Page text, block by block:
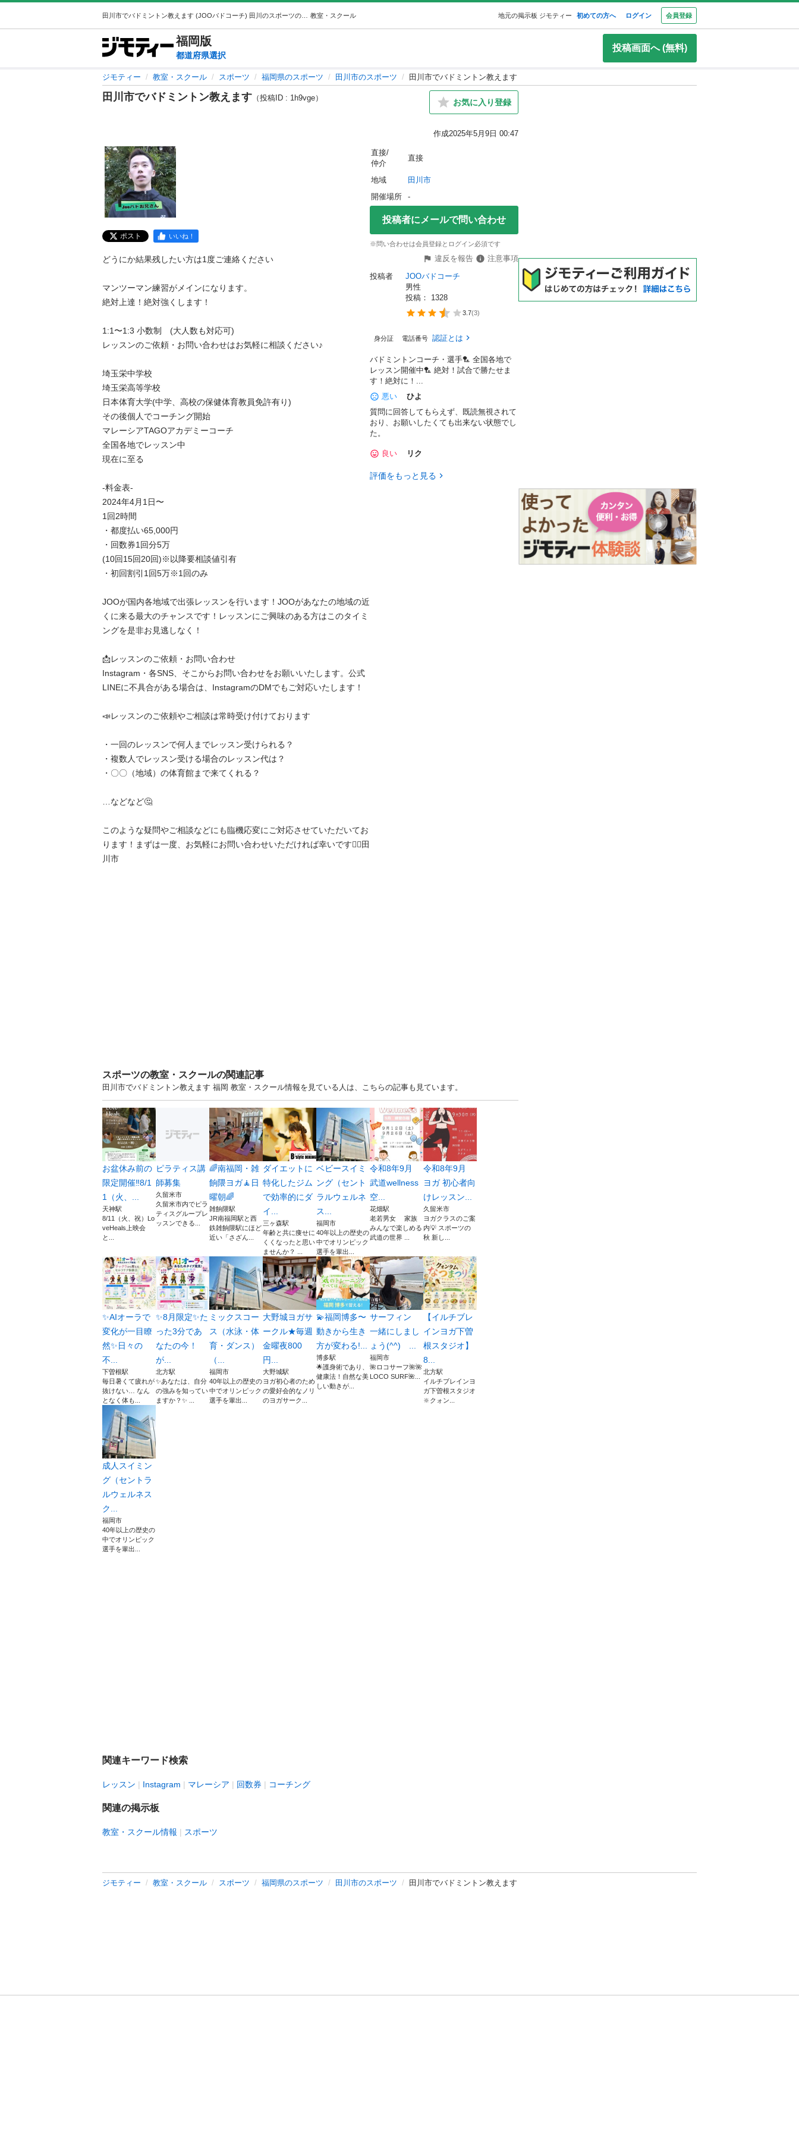
教室・スクール 地元の掲示板 ジモティー 初めての方へ ログイン 会員登録
福岡版
都道府県選択
投稿画面へ (無料)
ジモティー 教室・スクール スポーツ 福岡県のスポーツ 田川市のスポーツ 田川市でバドミントン教えます
田川市でバドミントン教えます （投稿ID : 1h9vge） お気に入り登録
作成2025年5月9日 00:47
ポスト いいね！
どうにか結果残したい方は1度ご連絡ください
マンツーマン練習がメインになります。
絶対上達！絶対強くします！
1:1〜1:3 小数制　(大人数も対応可)
レッスンのご依頼・お問い合わせはお気軽に相談ください♪
埼玉栄中学校
埼玉栄高等学校
日本体育大学(中学、高校の保健体育教員免許有り)
その後個人でコーチング開始
マレーシアTAGOアカデミーコーチ
全国各地でレッスン中
現在に至る
-料金表-
2024年4月1日〜
1回2時間
・都度払い65,000円
・回数券1回分5万
(10回15回20回)※以降要相談値引有
・初回割引1回5万※1回のみ
JOOが国内各地域で出張レッスンを行います！JOOがあなたの地域の近
くに来る最大のチャンスです！レッスンにご興味のある方はこのタイミ
ングを是非お見逃しなく！
📩レッスンのご依頼・お問い合わせ
Instagram・各SNS、そこからお問い合わせをお願いいたします。公式
LINEに不具合がある場合は、InstagramのDMでもご対応いたします！
📣レッスンのご依頼やご相談は常時受け付けております
・一回のレッスンで何人までレッスン受けられる？
・複数人でレッスン受ける場合のレッスン代は？
・〇〇（地域）の体育館まで来てくれる？
…などなど🤔
このような疑問やご相談などにも臨機応変にご対応させていただいてお
ります！まずは一度、お気軽にお問い合わせいただければ幸いです🙇‍♂️田
川市
直接/
仲介
直接
地域
田川市
開催場所
-
投稿者にメールで問い合わせ
※問い合わせは会員登録とログイン必須です
違反を報告
注意事項
投稿者
JOOバドコーチ
男性
投稿： 1328
3.7(3)
身分証 電話番号 認証とは
バドミントンコーチ・選手🏸 全国各地で
レッスン開催中🏸 絶対！試合で勝たせま
す！絶対に！...
悪い
ひよ
質問に回答してもらえず、既読無視されて
おり、お願いしたくても出来ない状態でし
た。
良い リク
評価をもっと見る
スポーツの教室・スクールの関連記事
田川市でバドミントン教えます 福岡 教室・スクール情報を見ている人は、こちらの記事も見ています。
お盆休み前の
限定開催‼️8/1
1（火、...
天神駅
8/11（火、祝）Lo
veHeals上映会
と...
ピラティス講
師募集
久留米市
久留米市内でピラ
ティスグループレ
ッスンできる...
🌈南福岡・雑
餉隈ヨガ🧘日
曜朝🌈
雑餉隈駅
JR南福岡駅と西
鉄雑餉隈駅にほど
近い「さざん...
ダイエットに
特化したジム
で効率的にダ
イ...
三ヶ森駅
年齢と共に痩せに
くくなったと思い
ませんか？ ...
ベビースイミ
ング（セント
ラルウェルネ
ス...
福岡市
40年以上の歴史の
中でオリンピック
選手を輩出...
令和8年9月
武道wellness
空...
花畑駅
老若男女 家族
みんなで楽しめる
武道の世界 ...
令和8年9月
ヨガ 初心者向
けレッスン...
久留米市
ヨガクラスのご案
内💡 スポーツの
秋 新し...
✨AIオーラで
変化が一目瞭
然✨日々の
不...
下曽根駅
毎日暑くて疲れが
抜けない… なん
となく体も...
✨8月限定✨た
った3分であ
なたの今！
が...
北方駅
✨あなたは、自分
の強みを知ってい
ますか？✨ ...
ミックスコー
ス（水泳・体
育・ダンス）
（...
福岡市
40年以上の歴史の
中でオリンピック
選手を輩出...
大野城ヨガサ
ークル★毎週
金曜夜800
円...
大野城駅
ヨガ初心者のため
の愛好会的なノリ
のヨガサーク...
💫福岡博多〜
動きから生き
方が変わる!...
博多駅
🌟護身術であり、
健康法！自然な美
しい動きが...
サーフィン
一緒にしまし
ょう(^^) ...
福岡市
🌺ロコサーフ🌺🌺
LOCO SURF🌺...
【イルチブレ
インヨガ下曽
根スタジオ】
8...
北方駅
イルチブレインヨ
ガ下曽根スタジオ
🔆クォン...
成人スイミン
グ（セントラ
ルウェルネス
ク...
福岡市
40年以上の歴史の
中でオリンピック
選手を輩出...
関連キーワード検索
レッスン Instagram マレーシア 回数券 コーチング
関連の掲示板
教室・スクール情報 スポーツ
ジモティー 教室・スクール スポーツ 福岡県のスポーツ 田川市のスポーツ 田川市でバドミントン教えます